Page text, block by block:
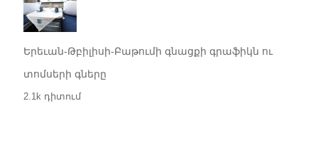
Երեւան-Թբիլիսի-Բաթումի գնացքի գրաֆիկն ու
տոմսերի գները
2.1k դիտում